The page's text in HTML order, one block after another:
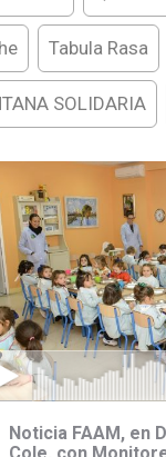
Tabula Rasa
SOLIDARIA
Noticia FAAM, en
Cole, con